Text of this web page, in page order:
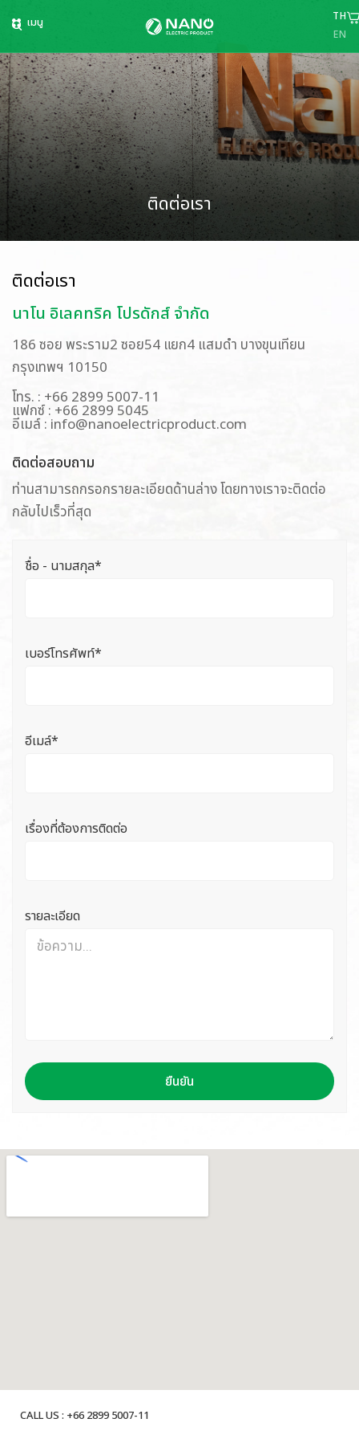
เมนู
TH
EN
ติดต่อเรา
ติดต่อเรา
นาโน อิเลคทริค โปรดักส์ จำกัด
186 ซอย พระราม2 ซอย54 แยก4 แสมดำ บางขุนเทียน
กรุงเทพฯ 10150
โทร. : +66 2899 5007-11
แฟกซ์ : +66 2899 5045
อีเมล์ : info@nanoelectricproduct.com
ติดต่อสอบถาม
ท่านสามารถกรอกรายละเอียดด้านล่าง โดยทางเราจะติดต่อ
กลับไปเร็วที่สุด
ชื่อ - นามสกุล*
เบอร์โทรศัพท์*
อีเมล์*
เรื่องที่ต้องการติดต่อ
รายละเอียด
ยืนยัน
CALL US : +66 2899 5007-11